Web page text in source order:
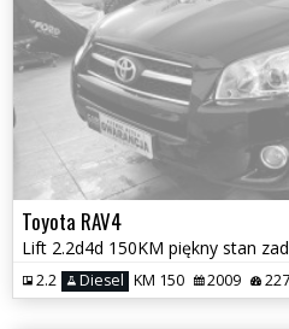
Toyota RAV4
2.2 Diesel KM 150 2009